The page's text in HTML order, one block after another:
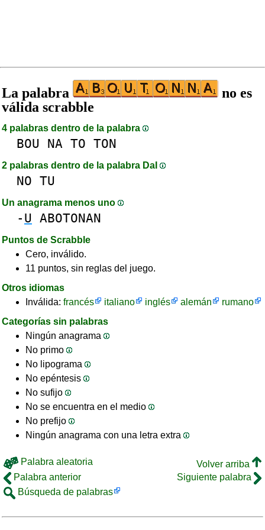
La palabra
no es
válida scrabble
4 palabras dentro de la palabra
BOU NA TO TON
2 palabras dentro de la palabra DaI
NO TU
Un anagrama menos uno
- U ABOTONAN
Puntos de Scrabble
Cero, inválido.
11 puntos, sin reglas del juego.
Otros idiomas
Inválida: francés italiano inglés alemán
rumano
Categorías sin palabras
Ningún anagrama
No primo
No lipograma
No epéntesis
No sufijo
No se encuentra en el medio
No prefijo
Ningún anagrama con una letra extra
Palabra aleatoria
Volver arriba
Palabra anterior
Siguiente palabra
Búsqueda de palabras